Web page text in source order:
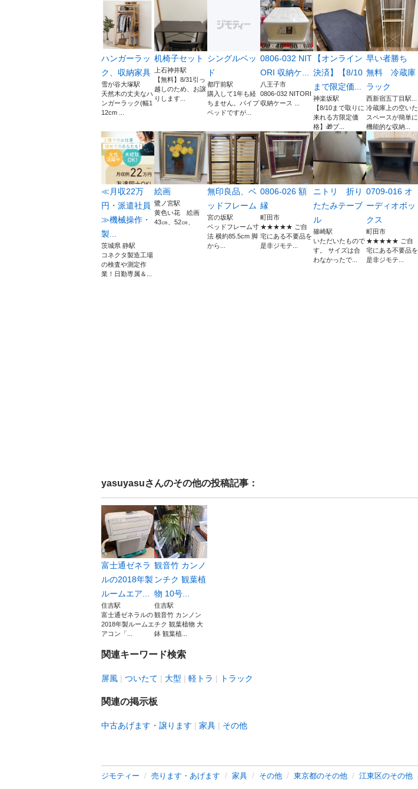
ハンガーラッ
ク、収納家具
雪が谷大塚駅
天然木の丈夫なハ
ンガーラック(幅1
12cm ...
机椅子セット
上石神井駅
【無料】8/31引っ
越しのため、お譲
りします...
シングルベッ
ド
都庁前駅
購入して1年も経
ちません。パイプ
ベッドですが...
0806-032 NIT
ORI 収納ケ...
八王子市
0806-032 NITORI
収納ケース ...
【オンライン
決済】【8/10
まで限定価...
神楽坂駅
【8/10まで取りに
来れる方限定価
格】🎁プ...
早い者勝ち
無料 冷蔵庫
ラック
西新宿五丁目駅...
冷蔵庫上の空いた
スペースが簡単に
機能的な収納...
≪月収22万
円・派遣社員
≫機械操作・
製...
茨城県 静駅
コネクタ製造工場
の検査や測定作
業！日勤専属＆...
絵画
鷺ノ宮駅
黄色い花 絵画
43㎝、52㎝、
無印良品、ベ
ッドフレーム
宮の坂駅
ベッドフレーム寸
法 横約85.5cm 脚
から...
0806-026 額
縁
町田市
★★★★★ ご自
宅にある不要品を
是非ジモテ...
ニトリ 折り
たたみテーブ
ル
篠崎駅
いただいたもので
す。 サイズは合
わなかったで...
0709-016 オ
ーディオボッ
クス
町田市
★★★★★ ご自
宅にある不要品を
是非ジモテ...
yasuyasuさんのその他の投稿記事：
富士通ゼネラ
ルの2018年製
ルームエア...
住吉駅
富士通ゼネラルの
2018年製ルームエ
アコン「...
観音竹 カンノ
ンチク 観葉植
物 10号...
住吉駅
観音竹 カンノン
チク 観葉植物 大
鉢 観葉植...
関連キーワード検索
屏風 ついたて 大型 軽トラ トラック
関連の掲示板
中古あげます・譲ります 家具 その他
ジモティー 売ります・あげます 家具 その他 東京都のその他 江東区のその他